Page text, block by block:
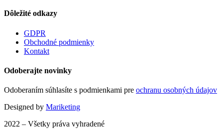
Dôležité odkazy
GDPR
Obchodné podmienky
Kontakt
Odoberajte novinky
Odoberaním súhlasíte s podmienkami pre ochranu osobných údajov
Designed by Mariketing
2022 – Všetky práva vyhradené